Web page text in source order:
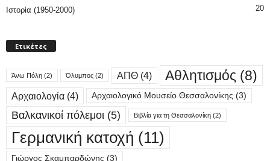
Ιστορία (1950-2000) 20
Ετικέτες
Άνω Πόλη (2) Όλυμπος (2) ΑΠΘ (4) Αθλητισμός (8)
Αρχαιολογία (4) Αρχαιολογικό Μουσείο Θεσσαλονίκης (3)
Βαλκανικοί πόλεμοι (5) Βιβλία για τη Θεσσαλονίκη (2)
Γερμανική κατοχή (11)
Γιώργος Σκαμπαρδώνης (3)